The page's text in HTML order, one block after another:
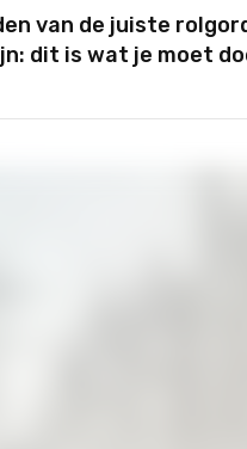
van de juiste
dit is wat je moet